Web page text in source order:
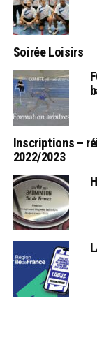
Soirée Loisirs
Inscriptions –
2022/2023